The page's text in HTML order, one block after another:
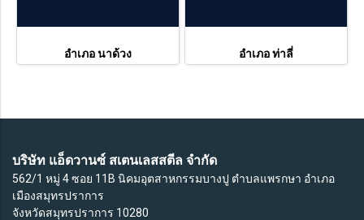
อำเภอ นาด้วง อำเภอ ท่าลี่
บริษัท แอ็ดวานซ์ สเตนเลสสตีล จำกัด
562/1 หมู่ 4 ซอย 11B นิคมอุตสาหกรรมบางปู ตำบลแพรกษา อำเภอ
เมืองสมุทรปราการ
จังหวัดสมุทรปราการ 10280